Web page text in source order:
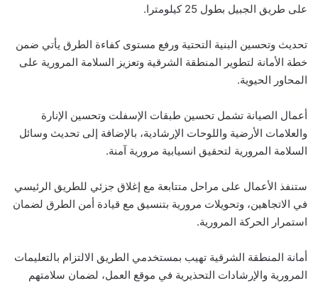
على طريق الجبيل بطول 25 كيلومترا.
تحديث وتحسين البنية التحتية ورفع مستوى كفاءة الطرق يأتي ضمن
خطة الأمانة لتطوير المنطقة الشرقية وتعزيز السلامة المرورية على
المحاور الحيوية.
أعمال الصيانة تشمل تحسين طبقات الإسفلت وتحسين الإنارة
والعلامات الأرضية واللوحات الإرشادية، بالإضافة إلى تحديث وسائل
السلامة المرورية لتحقيق انسيابية مرورية آمنة.
ستنفذ الأعمال على مراحل متتابعة مع إغلاق جزئي للطريق الرئيسي
في الاتجاهين، وتحويلات مرورية بتنسيق مع قيادة أمن الطرق لضمان
استمرار الحركة المرورية.
أمانة المنطقة الشرقية تهيب بمستخدمي الطريق الالتزام بالتعليمات
المرورية والإرشادات التحذيرية في موقع العمل، لضمان سلامتهم